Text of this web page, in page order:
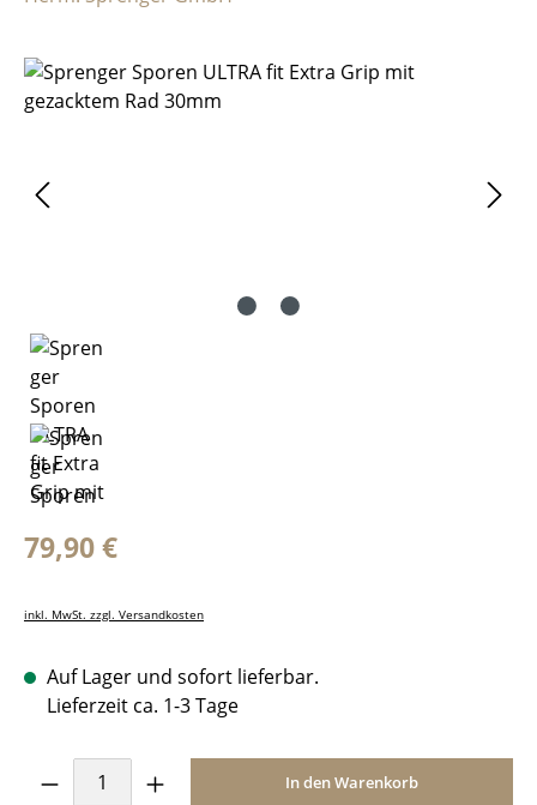
Bildergalerie überspringen
Regulärer Preis:
79,90 €
inkl. MwSt. zzgl. Versandkosten
Auf Lager und sofort lieferbar.
Lieferzeit ca. 1-3 Tage
Produkt Anzahl: Gib den gewünschten
In den Warenkorb